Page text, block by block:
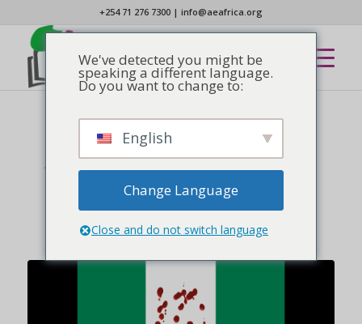
+254 71 276 7300| info@aeafrica.org
NOTÍCIAS
Acabem com o terror e
unam a Nigéria.
We've detected you might be
speaking a different language.
Do you want to change to:
English
Change Language
Close and do not switch language